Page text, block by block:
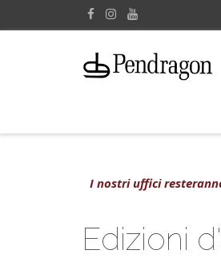
I nostri uffici
Edizioni